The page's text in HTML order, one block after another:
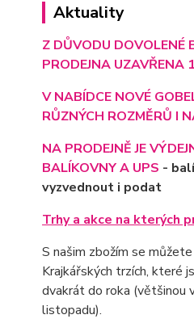
Aktuality
Z DŮVODU DOVOLENÉ
PRODEJNA
V NABÍDCE NOVÉ
RŮZNÝCH ROZMĚRŮ I
NA PRODEJNĚ JE VÝD
BALÍKOVNY A UPS -
vyzvednout i podat
Trhy a akce na kterých
S našim zbožím se
Krajkářských trzích, které
dvakrát do roka (většinou
listopadu).